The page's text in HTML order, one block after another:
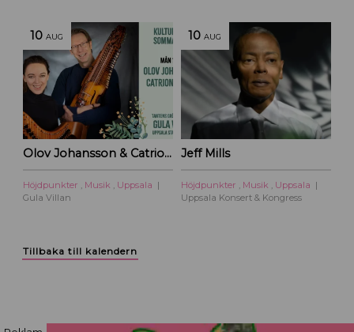
10 AUG
Olov Johansson & Catriona McKay – Kulturoasens sommarscen 2026
Höjdpunkter Musik
Uppsala
Gula Villan
10 AUG
Jeff Mills
Höjdpunkter Musik
Uppsala
Uppsala Konsert & Kongress
Tillbaka till kalendern